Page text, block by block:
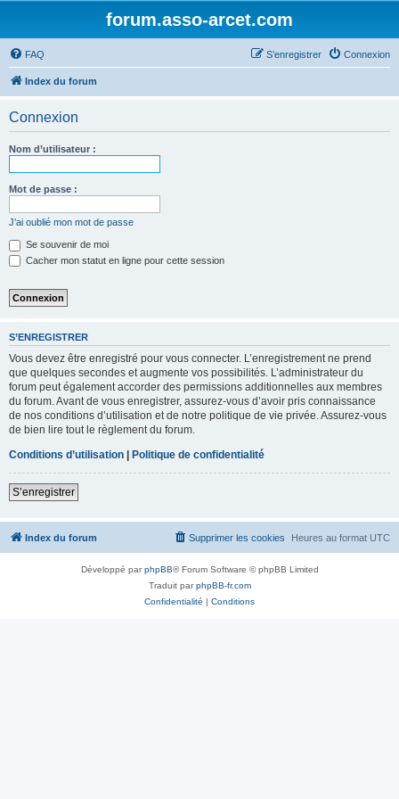
forum.asso-arcet.com
FAQ Connexion
S’enregistrer
Index du forum
Connexion
Nom d’utilisateur :
Mot de passe :
J’ai oublié mon mot de passe
Se souvenir de moi
Cacher mon statut en ligne pour cette session
S’ENREGISTRER
Vous devez être enregistré pour vous connecter. L’enregistrement ne prend
que quelques secondes et augmente vos possibilités. L’administrateur du
forum peut également accorder des permissions additionnelles aux membres
du forum. Avant de vous enregistrer, assurez-vous d’avoir pris connaissance
de nos conditions d’utilisation et de notre politique de vie privée. Assurez-vous
de bien lire tout le règlement du forum.
Conditions d’utilisation | Politique de confidentialité
S’enregistrer
Index du forum Heures au format UTC
Supprimer les cookies
Développé parphpBB® Forum Software © phpBB Limited
Traduit parphpBB-fr.com
Confidentialité | Conditions